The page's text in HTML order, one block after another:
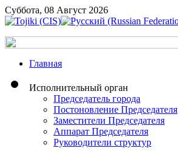
Суббота, 08 Август 2026
Главная
Исполнительный орган
Председатель города
Постоновление Председателя
Заместители Председателя
Аппарат Председателя
Руководители структур